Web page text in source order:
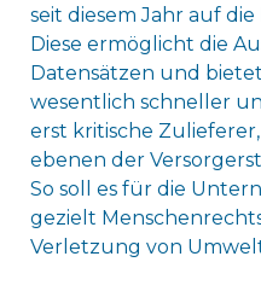
seit diesem Jahr auf
Diese ermöglicht die
Datensätzen und
wesentlich schneller
erst kritische
ebenen der
So soll es für die
gezielt
Verletzung von